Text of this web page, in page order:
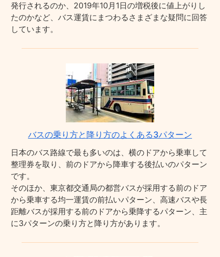
発行されるのか、2019年10月1日の増税後に値上がりし
たのかなど、バス運賃にまつわるさまざまな疑問に回答
しています。
バスの乗り方と降り方のよくある3パターン
日本のバス路線で最も多いのは、横のドアから乗車して
整理券を取り、前のドアから降車する後払いのパターン
です。
そのほか、東京都交通局の都営バスが採用する前のドア
から乗車する均一運賃の前払いパターン、高速バスや長
距離バスが採用する前のドアから乗降するパターン、主
に3パターンの乗り方と降り方があります。